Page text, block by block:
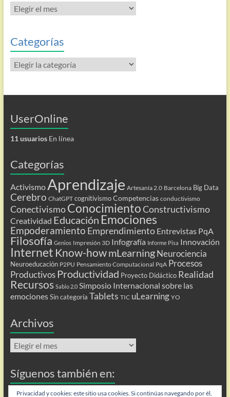
Todas
las
Categorías
Categorías
UserOnline
11 usuariosEn línea
Categorías
Activismo Aprendizaje Artesanía 2.0 Barcelona Big Data
Cerebro ChatGPT cognitivismo Competencias conductivismo
ConectivismoConocimientoConstructivismo
Creatividad Educación Emociones
Empoderamiento Emprendimiento Entrevistas PqA
Filosofía Genios Impresión 3D Infografía Informe Pisa Innovación
Internet Know-howmLearning Neurociencia
Neuroeducación P2PU Pensamiento Computacional PqA Procesos
Productivos Productividad Proyecto Didáctico Realidad
Recursos Sabio 2.0 Simposio Internacional sobre las
emociones Sin categoría Tablets TIC uLearning YO
Archivos
Archivos
Síguenos también en:
Flip
Privacidad y cookies: este sitio usa cookies. Si continúas navegando por él,